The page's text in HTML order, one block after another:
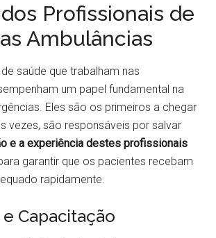
Profissionais de
Ambulâncias
saúde que trabalham nas
um papel fundamental na
Eles são os primeiros a chegar
vezes, são responsáveis por salvar
e a experiência destes profissionais
garantir que os pacientes recebam
rapidamente.
Capacitação